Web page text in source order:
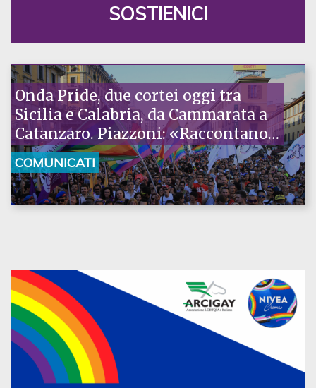
SOSTIENICI
Onda Pride, due cortei oggi tra
Sicilia e Calabria, da Cammarata a
Catanzaro. Piazzoni: «Raccontano
la nostra ostinazione»
COMUNICATI